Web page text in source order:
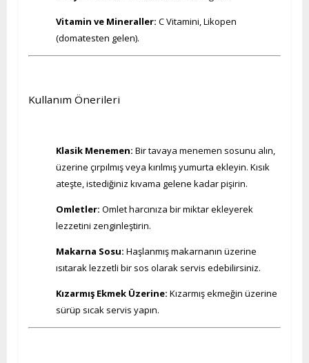
Vitamin ve Mineraller: C Vitamini, Likopen
(domatesten gelen).
Kullanım Önerileri
Klasik Menemen: Bir tavaya menemen sosunu alın,
üzerine çırpılmış veya kırılmış yumurta ekleyin. Kısık
ateşte, istediğiniz kıvama gelene kadar pişirin.
Omletler: Omlet harcınıza bir miktar ekleyerek
lezzetini zenginleştirin.
Makarna Sosu: Haşlanmış makarnanın üzerine
ısıtarak lezzetli bir sos olarak servis edebilirsiniz.
Kızarmış Ekmek Üzerine: Kızarmış ekmeğin üzerine
sürüp sıcak servis yapın.